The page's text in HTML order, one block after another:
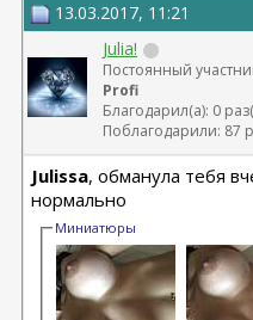
13.03.2017, 11:21
Julia!
Постоянный
Profi
Благодарил(а): 0
Поблагодарили: 87
Julissa, обманула тебя
нормально
Миниатюры